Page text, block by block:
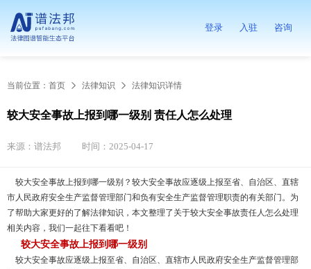
登录 入驻 咨询
当前位置： 首页 法律知识 法律知识详情
较大安全事故上报到哪一级别 责任人怎么处理
来源：谱法邦 时间：2025-04-17
较大安全事故上报到哪一级别？较大安全事故应逐级上报至省、自治区、直辖
市人民政府安全生产监督管理部门和负有安全生产监督管理职责的有关部门。为
了帮助大家更好的了解法律知识，本文整理了关于较大安全事故责任人怎么处理
相关内容，我们一起往下看看吧！
较大安全事故上报到哪一级别
较大安全事故应逐级上报至省、自治区、直辖市人民政府安全生产监督管理部